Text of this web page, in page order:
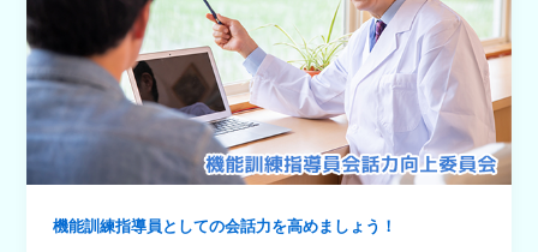
機能訓練指導員としての会話力を高めましょう！